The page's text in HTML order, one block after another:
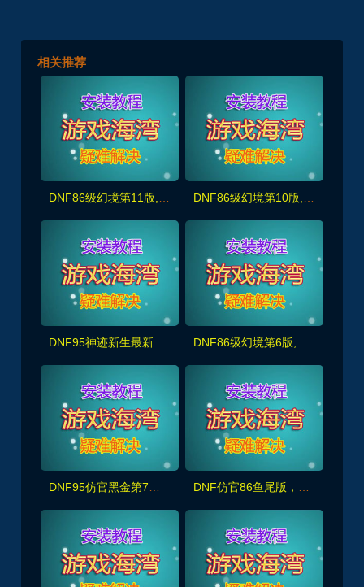
相关推荐
DNF95神迹新生最新版，5转真14键镶嵌,宽屏，修复完善且耐玩+GM+安装视频教程